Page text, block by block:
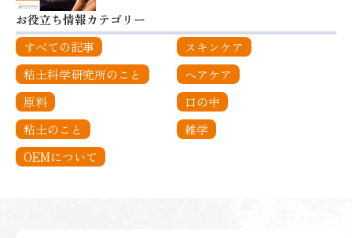
お役立ち情報カテゴリー
すべての記事
スキンケア
粘土科学研究所のこと
ヘアケア
原料
口の中
粘土のこと
雑学
OEMについて